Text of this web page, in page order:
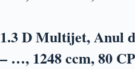
1.3 D Multijet, Anul
– …, 1248 ccm, 80 CP